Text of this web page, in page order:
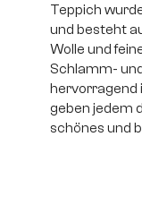
Teppich
und besteht
Wolle und
Schlamm-
hervorragend
geben jedem
schönes und